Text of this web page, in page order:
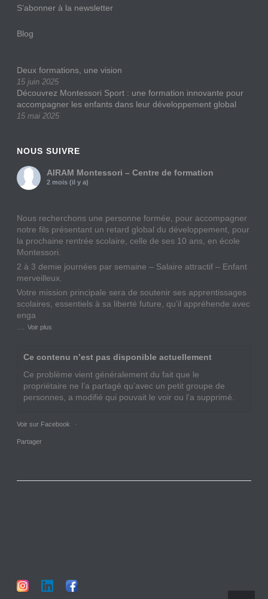
S’abonner à la newsletter
Blog
Deux formations, une vision
15 juin 2025
Découvrez Montessori Sport : une formation innovante pour
accompagner les enfants dans leur développement global
15 mai 2025
NOUS SUIVRE
AIRAM Montessori – Centre de formation
2 mois (il y a)
Nous recherchons une personne formée, pour accompagner
notre fils présentant un retard global du développement, pour
la prochaine rentrée scolaire, celle de ses 10 ans, en école
Montessori.
2 à 3 demie journées par semaine – Salaire attractif – Enfant
merveilleux.
Votre mission principale sera de soutenir ses apprentissages
scolaires, essentiels à sa liberté future, qu’il appréhende avec
enga
…Voir plus
Ce contenu n’est pas disponible actuellement
Ce problème vient généralement du fait que le
propriétaire ne l’a partagé qu’avec un petit groupe de
personnes, a modifié qui pouvait le voir ou l’a supprimé.
Voir sur Facebook ·
Partager